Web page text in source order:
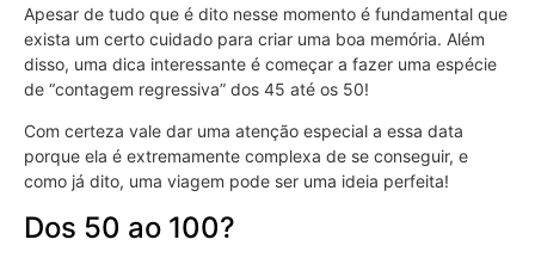
Apesar de tudo que é dito nesse momento é fundamental que
exista um certo cuidado para criar uma boa memória. Além
disso, uma dica interessante é começar a fazer uma espécie
de “contagem regressiva” dos 45 até os 50!
Com certeza vale dar uma atenção especial a essa data
porque ela é extremamente complexa de se conseguir, e
como já dito, uma viagem pode ser uma ideia perfeita!
Dos 50 ao 100?